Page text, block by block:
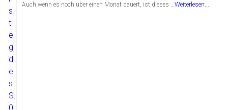
Auch wenn es noch über einen Monat dauert, ist dieses …Weiterlesen...